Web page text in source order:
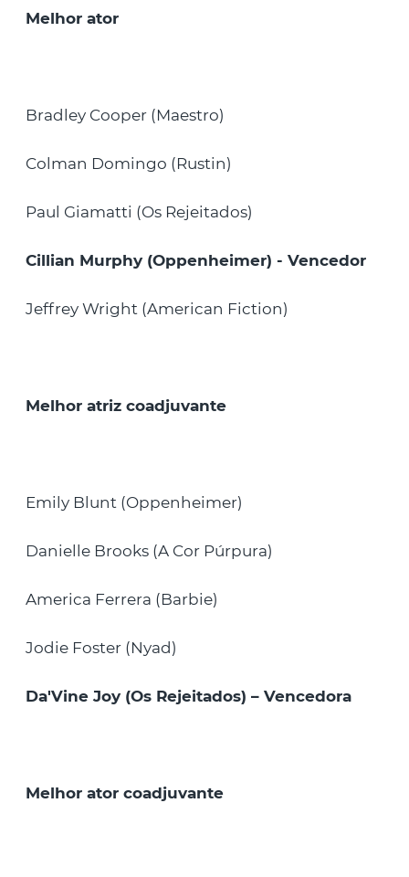
Melhor ator
Bradley Cooper (Maestro)
Colman Domingo (Rustin)
Paul Giamatti (Os Rejeitados)
Cillian Murphy (Oppenheimer) - Vencedor
Jeffrey Wright (American Fiction)
Melhor atriz coadjuvante
Emily Blunt (Oppenheimer)
Danielle Brooks (A Cor Púrpura)
America Ferrera (Barbie)
Jodie Foster (Nyad)
Da'Vine Joy (Os Rejeitados) – Vencedora
Melhor ator coadjuvante